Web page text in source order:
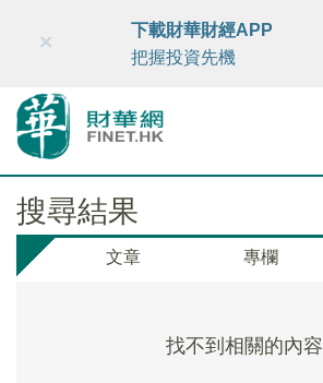
財華智庫網 FINTV FINMETA
×
下載財華財經APP
把握投資先機
搜尋結果
文章 專欄
找不到相關的內容